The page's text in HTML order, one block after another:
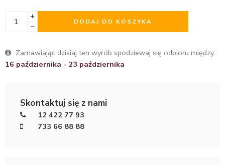
DODAJ DO KOSZYKA
Zamawiając dzisiaj ten wyrób spodziewaj się odbioru między:
16 października - 23 października
Skontaktuj się z nami
12 422 77 93
733 66 88 88